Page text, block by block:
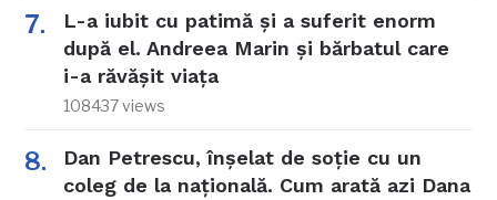
L-a iubit cu patimă și a suferit enorm
după el. Andreea Marin și bărbatul care
i-a răvășit viața
108437 views
Dan Petrescu, înșelat de soție cu un
coleg de la națională. Cum arată azi Dana